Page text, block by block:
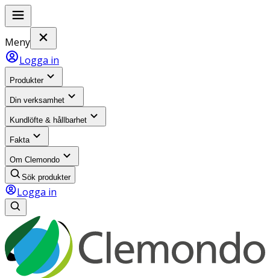
Meny
Logga in
Produkter
Din verksamhet
Kundlöfte & hållbarhet
Fakta
Om Clemondo
Sök produkter
Logga in